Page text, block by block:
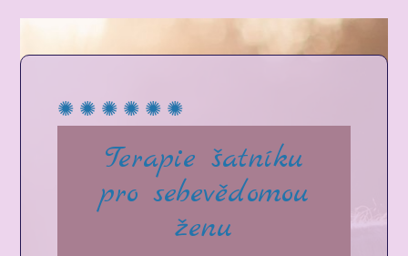
✺ ✺ ✺ ✺ ✺ ✺
Terapie šatníku
pro sebevědomou
ženu